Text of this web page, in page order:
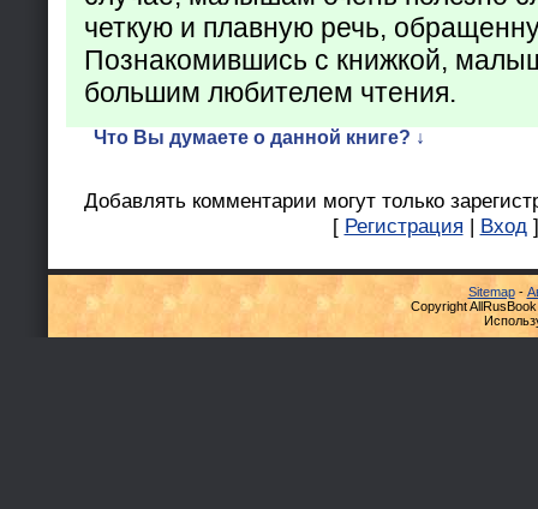
четкую и плавную речь,
Познакомившись с книжкой,
большим любителем чтения.
Что Вы думаете о данной книге? ↓
Добавлять комментарии могут только
[ Регистрация | Вход ]
Sitemap-
Copyright